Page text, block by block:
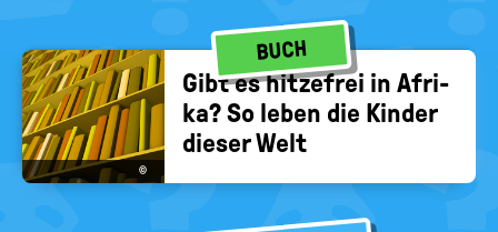
BUCH
©
Gibt es hit­ze­frei in Afri­
ka? So leben die Kin­der
die­ser Welt